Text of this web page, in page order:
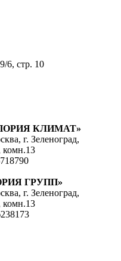
6, стр. 10
КЛИМАТ»
г. Зеленоград,
комн.13
ГРУПП»
г. Зеленоград,
комн.13